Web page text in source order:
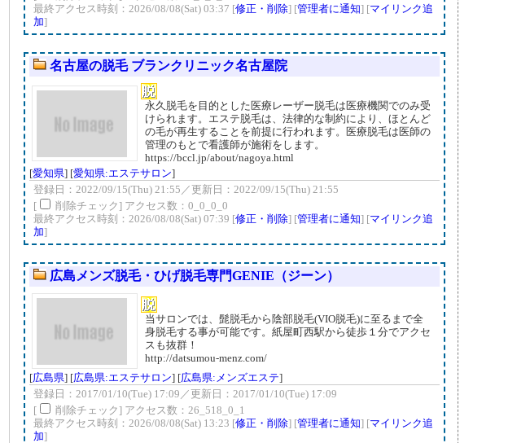
最終アクセス時刻：2026/08/08(Sat) 03:37 [修正・削除] [管理者に通知] [マイリンク追
加]
名古屋の脱毛 ブランクリニック名古屋院
永久脱毛を目的とした医療レーザー脱毛は医療機関でのみ受
けられます。エステ脱毛は、法律的な制約により、ほとんど
の毛が再生することを前提に行われます。医療脱毛は医師の
管理のもとで看護師が施術をします。
https://bccl.jp/about/nagoya.html
[愛知県] [愛知県:エステサロン]
登録日：2022/09/15(Thu) 21:55／更新日：2022/09/15(Thu) 21:55
[
削除チェック] アクセス数：0_0_0_0
最終アクセス時刻：2026/08/08(Sat) 07:39 [修正・削除] [管理者に通知] [マイリンク追
加]
広島メンズ脱毛・ひげ脱毛専門GENIE（ジーン）
当サロンでは、髭脱毛から陰部脱毛(VIO脱毛)に至るまで全
身脱毛する事が可能です。紙屋町西駅から徒歩１分でアクセ
スも抜群！
http://datsumou-menz.com/
[広島県] [広島県:エステサロン] [広島県:メンズエステ]
登録日：2017/01/10(Tue) 17:09／更新日：2017/01/10(Tue) 17:09
[
削除チェック] アクセス数：26_518_0_1
最終アクセス時刻：2026/08/08(Sat) 13:23 [修正・削除] [管理者に通知] [マイリンク追
加]